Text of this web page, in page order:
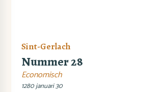
Sint-Gerlach
Nummer 28
Economisch
1280 januari 30